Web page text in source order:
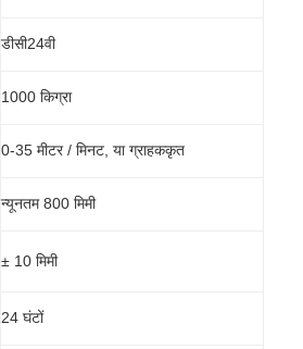
डीसी24वी
1000 किग्रा
0-35 मीटर / मिनट, या ग्राहककृत
न्यूनतम 800 मिमी
± 10 मिमी
24 घंटों